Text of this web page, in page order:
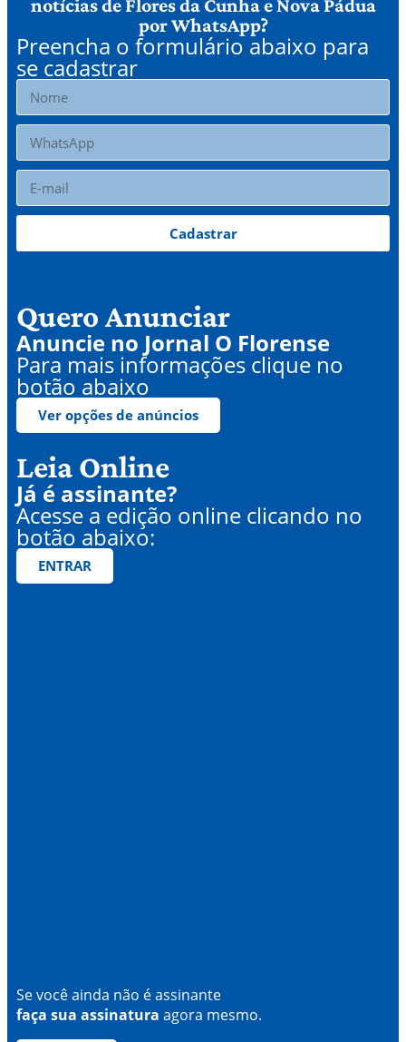
notícias de Flores da Cunha e Nova Pádua
por WhatsApp?
Preencha o formulário abaixo para
se cadastrar
Cadastrar
Quero Anunciar
Anuncie no Jornal O Florense
Para mais informações clique no
botão abaixo
Ver opções de anúncios
Leia Online
Já é assinante?
Acesse a edição online clicando no
botão abaixo:
ENTRAR
Se você ainda não é assinante
faça sua assinatura agora mesmo.